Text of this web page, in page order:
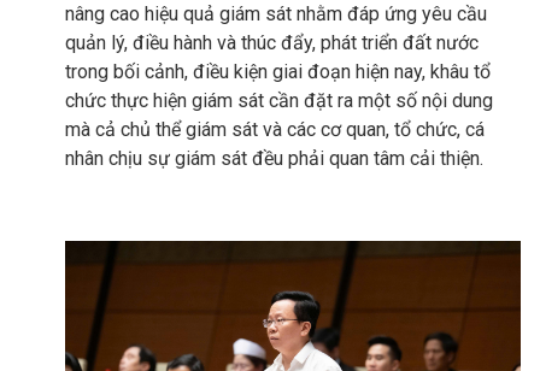
nâng cao hiệu quả giám sát nhằm đáp ứng yêu cầu
quản lý, điều hành và thúc đẩy, phát triển đất nước
trong bối cảnh, điều kiện giai đoạn hiện nay, khâu tổ
chức thực hiện giám sát cần đặt ra một số nội dung
mà cả chủ thể giám sát và các cơ quan, tổ chức, cá
nhân chịu sự giám sát đều phải quan tâm cải thiện.